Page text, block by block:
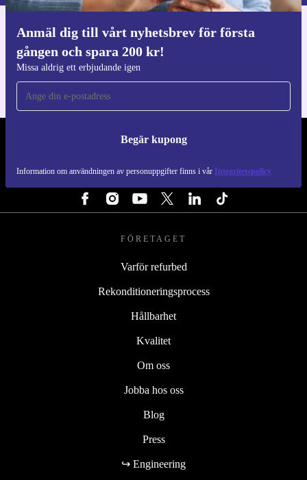
Anmäl dig till vårt nyhetsbrev för första
gången och spara 200 kr!
Missa aldrig ett erbjudande igen
Begär kupong
Information om användningen av personuppgifter finns i vår Integritetspolicy
Ladda ner refurbed appen
För iOS och Android
REFURBED SVERIGE - RETHINK NEW.
FÖLJ OSS
FÖRETAGET
Varför refurbed
Rekonditioneringsprocess
Hållbarhet
Kvalitet
Om oss
Jobba hos oss
Blog
Press
↪ Engineering